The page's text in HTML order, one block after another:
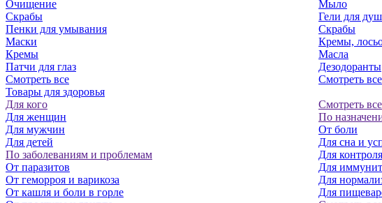
Очищение
Скрабы
Пенки для умывания
Маски
Кремы
Патчи для глаз
Смотреть все
Мыло
Гели для
Скрабы
Кремы,
Масла
Дезодоранты
Смотреть все
Товары для здоровья
Для кого
Для женщин
Для мужчин
Для детей
По заболеваниям и проблемам
От паразитов
Oт геморроя и варикоза
От кашля и боли в горле
Смотреть все
По
От боли
Для сна и
Для
Для
Для
Для